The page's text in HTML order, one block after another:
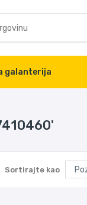
galanterija
Sortirajte kao